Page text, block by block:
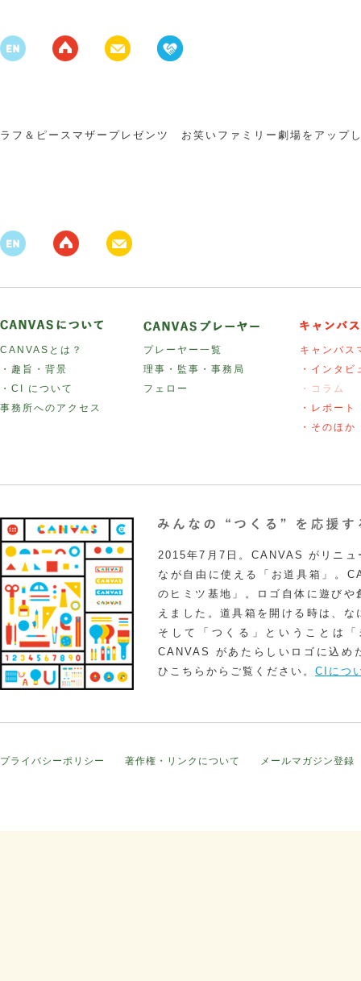
ラフ＆ピースマザープレゼンツ お笑いファミリー劇場をアップ
CANVASとは？
・趣旨・背景
・CI について
事務所へのアクセス
プレーヤー一覧
理事・監事・事務局
フェロー
キャンバス
・インタビ
・コラム
・レポート
・そのほか
2015年7月7日。CANVAS がリニュ
なが自由に使える「お道具箱」。
のヒミツ基地」。ロゴ自体に遊び
えました。道具箱を開ける時は、
そして「つくる」ということは
CANVAS があたらしいロゴに込め
ひこちらからご覧ください。 CIにつ
プライバシーポリシー 著作権・リンクについて メールマガジン登録